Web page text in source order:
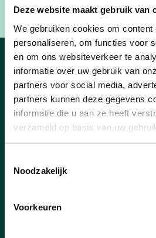
Deze website maakt gebruik van
We gebruiken cookies om content
personaliseren, om functies voor
en om ons websiteverkeer te
informatie over uw gebruik van
partners voor social media,
partners kunnen deze gegevens
informatie die u aan ze heeft
verzameld op basis van uw
Noodzakelijk
Voorkeuren
Nieuws uit